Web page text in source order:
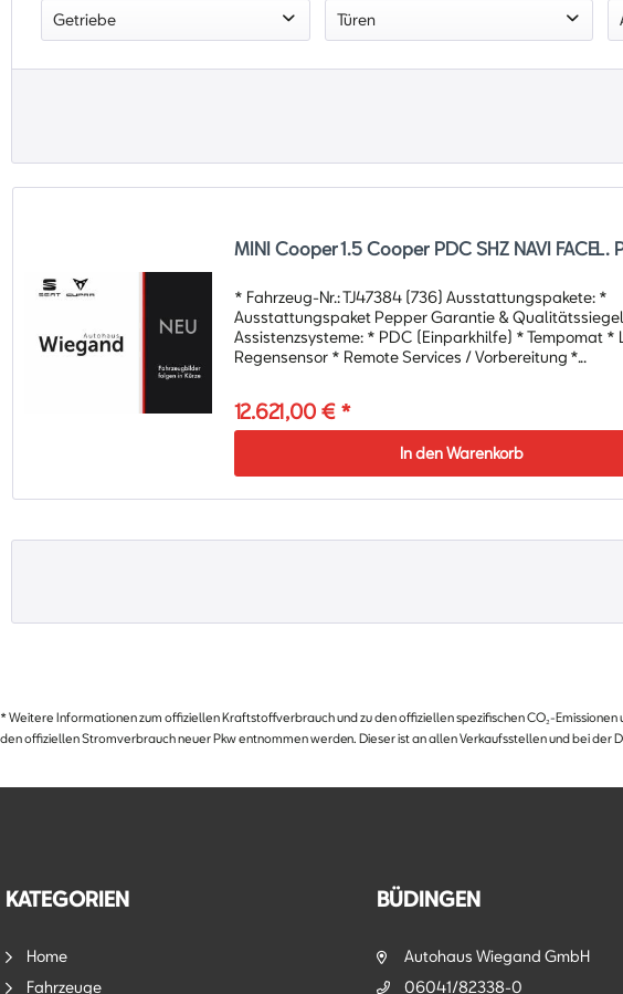
von70000 Kmbis70000 Km von2018bis2018
Getriebe
Schaltgetriebe
Türen
2/3
MINI Cooper 1.5 Cooper PDC SHZ NAVI FACEL.
* Fahrzeug-Nr.: TJ47384 (736) Ausstattungspakete: *
Ausstattungspaket Pepper Garantie &
Assistenzsysteme: * PDC (Einparkhilfe) * Tempomat *
Regensensor * Remote Services / Vorbereitung *...
12.621,00 € *
In denWarenkorb
* Weitere Informationen zum offiziellen Kraftstoffverbrauch und zu den offiziellen spezifischen CO₂-
den offiziellen Stromverbrauch neuer Pkw entnommen werden. Dieser ist an allen Verkaufsstellen und bei
KATEGORIEN
Home
Fahrzeuge
BÜDINGEN
Autohaus Wiegand GmbH
06041/82338-0